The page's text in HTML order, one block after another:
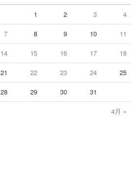
4月 »
1 2 3 4
7 8 9 10 11
14 15 16 17 18
21 22 23 24 25
28 29 30 31